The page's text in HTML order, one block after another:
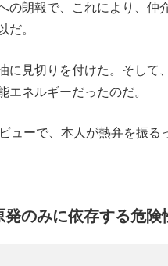
の朗報で、これにより、仲
だ。
見切りを付けた。そして
ネルギーだったのだ。
ーで、本人が熱弁を振る
のみに依存する危険